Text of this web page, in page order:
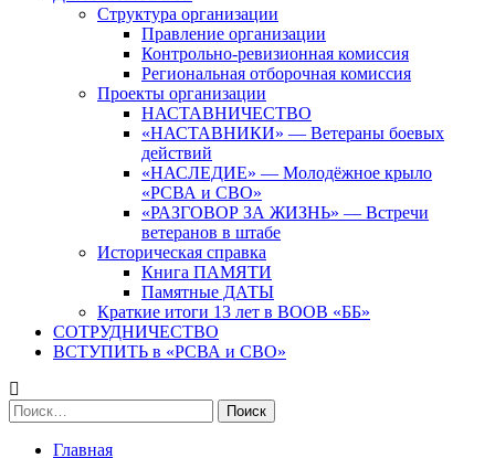
Структура организации
Правление организации
Контрольно-ревизионная комиссия
Региональная отборочная комиссия
Проекты организации
НАСТАВНИЧЕСТВО
«НАСТАВНИКИ» — Ветераны боевых
действий
«НАСЛЕДИЕ» — Молодёжное крыло
«РСВА и СВО»
«РАЗГОВОР ЗА ЖИЗНЬ» — Встречи
ветеранов в штабе
Историческая справка
Книга ПАМЯТИ
Памятные ДАТЫ
Краткие итоги 13 лет в ВООВ «ББ»
СОТРУДНИЧЕСТВО
ВСТУПИТЬ в «РСВА и СВО»
Найти:
Главная